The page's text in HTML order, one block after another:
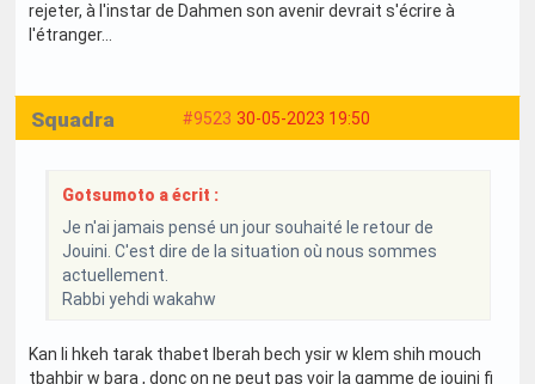
rejeter, à l'instar de Dahmen son avenir devrait s'écrire à
l'étranger...
#9523 30-05-2023 19:50
Squadra
Gotsumoto a écrit :
Je n'ai jamais pensé un jour souhaité le retour de
Jouini. C'est dire de la situation où nous sommes
actuellement.
Rabbi yehdi wakahw
Kan li hkeh tarak thabet lberah bech ysir w klem shih mouch
tbahbir w bara , donc on ne peut pas voir la gamme de jouini fi